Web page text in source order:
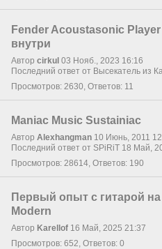
Fender Acoustasonic Player
внутри
Автор cirkul 03 Нояб., 2023 16:16
Последний ответ от Высекатель из
Просмотров: 2630, Ответов: 11
Maniac Music Sustainiac
Автор Alexhangman 10 Июнь, 2011
Последний ответ от SPiRiT 18 Май,
Просмотров: 28614, Ответов: 190
Первый опыт с гитарой
Modern
Автор Karellof 16 Май, 2025 21:37
Просмотров: 652, Ответов: 0